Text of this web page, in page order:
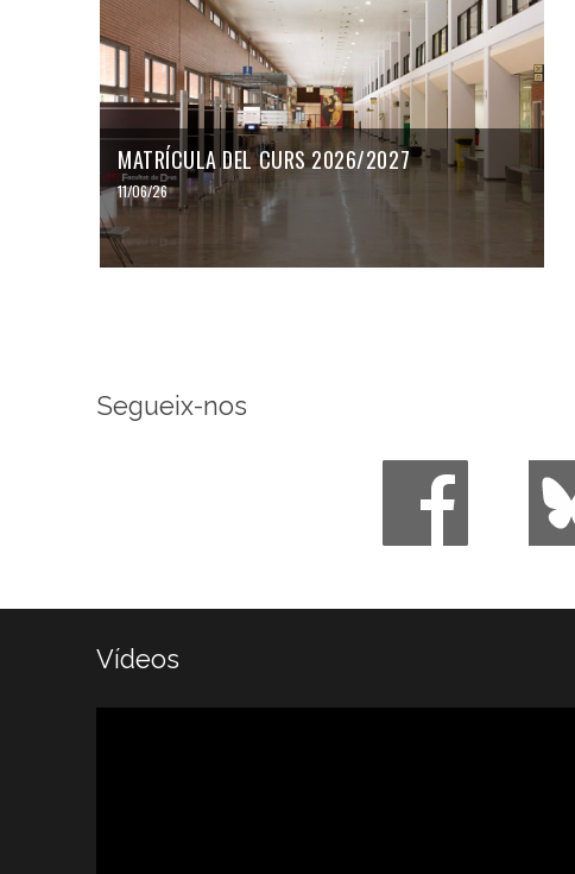
MATRÍCULA DEL CURS 2026/2027
11/06/26
Segueix-nos
Vídeos